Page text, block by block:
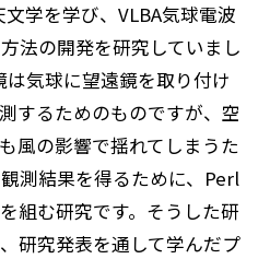
学を学び、VLBA気球電波
法の開発を研究していまし
気球に望遠鏡を取り付け
するためのものですが、空
風の影響で揺れてしまうた
測結果を得るために、Perl
組む研究です。そうした研
研究発表を通して学んだプ